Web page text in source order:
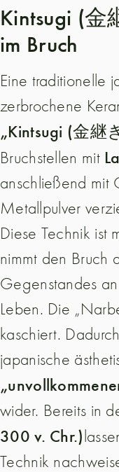
Kintsugi (金
im Bruch
Eine traditionelle
zerbrochene
„Kintsugi (金継
Bruchstellen mit
anschließend mit
Metallpulver
Diese Technik ist
nimmt den Bruch
Gegenstandes
Leben. Die
kaschiert.
japanische
wider. Bereits in
300 v. Chr.)
Technik